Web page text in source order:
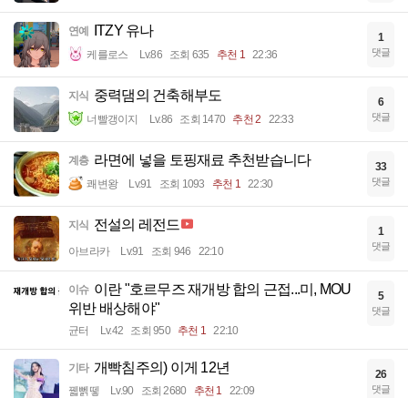
연예 ITZY 유나
케를로스 Lv.86 조회 635 추천 1 22:36
1
댓글
지식 중력댐의 건축해부도
너빨갱이지 Lv.86 조회 1470 추천 2 22:33
6
댓글
계층 라면에 넣을 토핑재료 추천받습니다
쾌변왕 Lv.91 조회 1093 추천 1 22:30
33
댓글
지식 전설의 레전드
아브라카 Lv.91 조회 946 22:10
1
댓글
이슈 이란 "호르무즈 재개방 합의 근접...미, MOU
위반 배상해야"
균터 Lv.42 조회 950 추천 1 22:10
5
댓글
기타 개빡침주의) 이게 12년
꿻뻵뗗 Lv.90 조회 2680 추천 1 22:09
26
댓글